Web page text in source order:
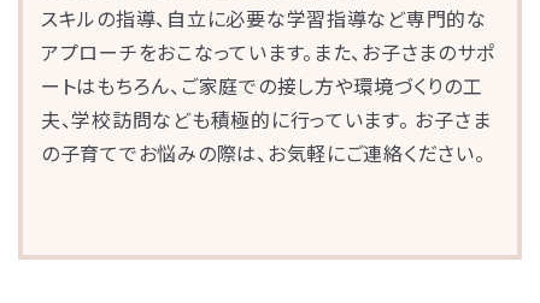
スキルの指導、自立に必要な学習指導など専門的な
アプローチをおこなっています。また、お子さまのサポ
ートはもちろん、ご家庭での接し方や環境づくりの工
夫、学校訪問なども積極的に行っています。 お子さま
の子育てでお悩みの際は、お気軽にご連絡ください。